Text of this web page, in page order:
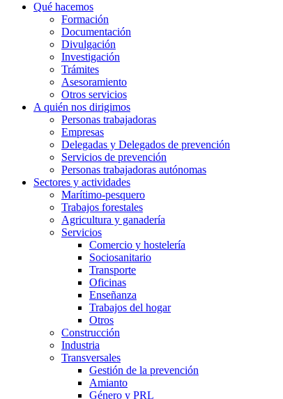
Qué hacemos
Formación
Documentación
Divulgación
Investigación
Trámites
Asesoramiento
Otros servicios
A quién nos dirigimos
Personas trabajadoras
Empresas
Delegadas y Delegados de prevención
Servicios de prevención
Personas trabajadoras autónomas
Sectores y actividades
Marítimo-pesquero
Trabajos forestales
Agricultura y ganadería
Servicios
Comercio y hostelería
Sociosanitario
Transporte
Oficinas
Enseñanza
Trabajos del hogar
Otros
Construcción
Industria
Transversales
Gestión de la prevención
Amianto
Género y PRL